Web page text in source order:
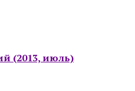
(2013, июль)